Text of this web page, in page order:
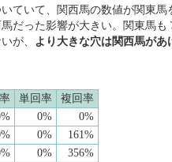
ていて、関西馬の数値が関東
だった影響が大きい。関東馬も
が、 より大きな穴は関西馬があ
単回率
複回率
0%
0%
0%
161%
0%
356%